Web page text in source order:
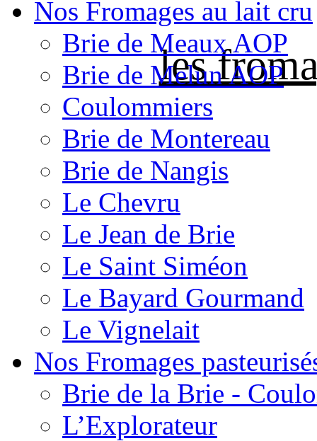
les
Nos Fromages au lait cru
Brie de Meaux AOP
Brie de Melun AOP
Coulommiers
Brie de Montereau
Brie de Nangis
Le Chevru
Le Jean de Brie
Le Saint Siméon
Le Bayard Gourmand
Le Vignelait
Nos Fromages
Brie de la Brie -
L’Explorateur